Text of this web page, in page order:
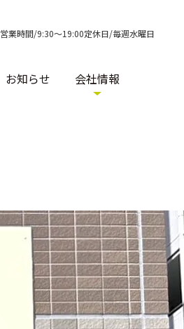
営業時間/9:30～19:00定休日/毎週水曜日
お知らせ 会社情報